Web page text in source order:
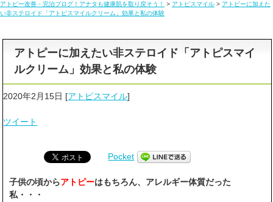
アトピー改善・完治ブログ！アナタも健康肌を取り戻そう！ > アトピスマイル > アトピーに加えた
い非ステロイド「アトピスマイルクリーム」効果と私の体験
アトピーに加えたい非ステロイド「アトピスマイ
ルクリーム」効果と私の体験
2020年2月15日 [アトピスマイル]
ツイート
Pocket
子供の頃からアトピーはもちろん、アレルギー体質だった
私・・・